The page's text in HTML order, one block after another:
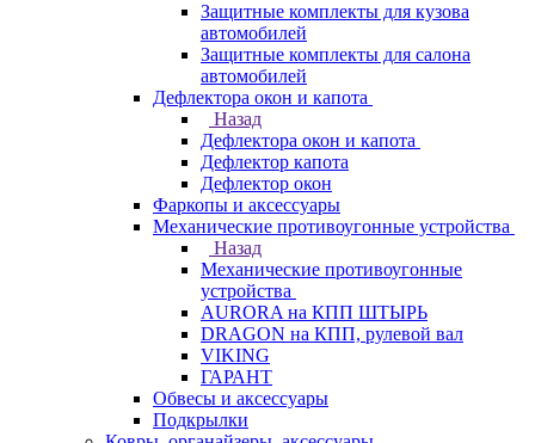
Защитные комплекты для кузова
автомобилей
Защитные комплекты для салона
автомобилей
Дефлектора окон и капота
Назад
Дефлектора окон и капота
Дефлектор капота
Дефлектор окон
Фаркопы и аксессуары
Механические противоугонные устройства
Назад
Механические противоугонные
устройства
AURORA на КПП ШТЫРЬ
DRAGON на КПП, рулевой вал
VIKING
ГАРАНТ
Обвесы и аксессуары
Подкрылки